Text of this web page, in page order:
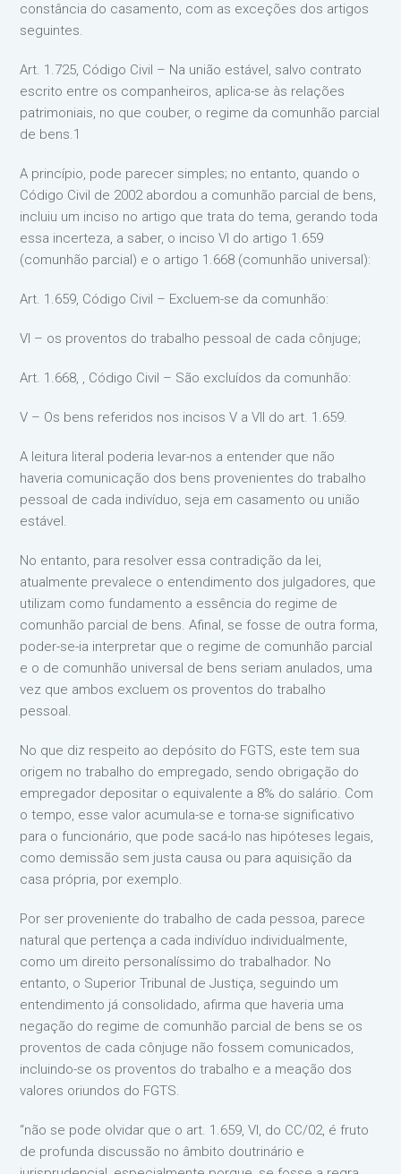
constância do casamento, com as exceções dos artigos
seguintes.
Art. 1.725, Código Civil – Na união estável, salvo contrato
escrito entre os companheiros, aplica-se às relações
patrimoniais, no que couber, o regime da comunhão parcial
de bens.1
A princípio, pode parecer simples; no entanto, quando o
Código Civil de 2002 abordou a comunhão parcial de bens,
incluiu um inciso no artigo que trata do tema, gerando toda
essa incerteza, a saber, o inciso VI do artigo 1.659
(comunhão parcial) e o artigo 1.668 (comunhão universal):
Art. 1.659, Código Civil – Excluem-se da comunhão:
VI – os proventos do trabalho pessoal de cada cônjuge;
Art. 1.668, , Código Civil – São excluídos da comunhão:
V – Os bens referidos nos incisos V a VII do art. 1.659.
A leitura literal poderia levar-nos a entender que não
haveria comunicação dos bens provenientes do trabalho
pessoal de cada indivíduo, seja em casamento ou união
estável.
No entanto, para resolver essa contradição da lei,
atualmente prevalece o entendimento dos julgadores, que
utilizam como fundamento a essência do regime de
comunhão parcial de bens. Afinal, se fosse de outra forma,
poder-se-ia interpretar que o regime de comunhão parcial
e o de comunhão universal de bens seriam anulados, uma
vez que ambos excluem os proventos do trabalho
pessoal.
No que diz respeito ao depósito do FGTS, este tem sua
origem no trabalho do empregado, sendo obrigação do
empregador depositar o equivalente a 8% do salário. Com
o tempo, esse valor acumula-se e torna-se significativo
para o funcionário, que pode sacá-lo nas hipóteses legais,
como demissão sem justa causa ou para aquisição da
casa própria, por exemplo.
Por ser proveniente do trabalho de cada pessoa, parece
natural que pertença a cada indivíduo individualmente,
como um direito personalíssimo do trabalhador. No
entanto, o Superior Tribunal de Justiça, seguindo um
entendimento já consolidado, afirma que haveria uma
negação do regime de comunhão parcial de bens se os
proventos de cada cônjuge não fossem comunicados,
incluindo-se os proventos do trabalho e a meação dos
valores oriundos do FGTS.
“não se pode olvidar que o art. 1.659, VI, do CC/02, é fruto
de profunda discussão no âmbito doutrinário e